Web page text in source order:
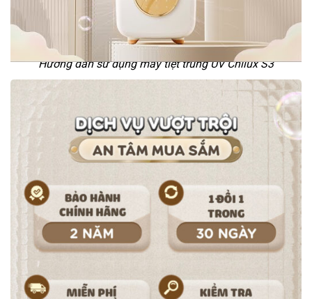
Hướng dẫn sử dụng máy tiệt trùng UV Chilux S3